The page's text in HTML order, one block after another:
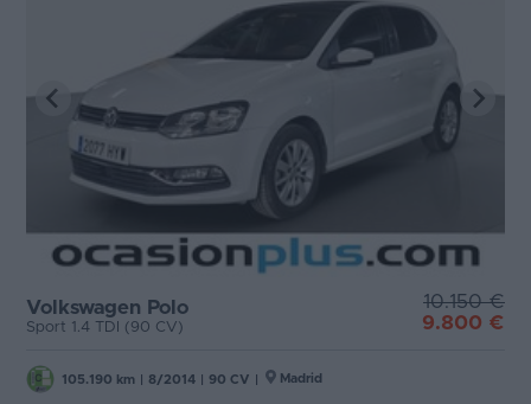
Volkswagen Polo
Sport 1.4 TDI (90 CV)
10.150 €
9.800 €
105.190 km 8/2014 90 CV Madrid